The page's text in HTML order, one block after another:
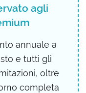
agli
annuale a
e tutti gli
oltre
completa